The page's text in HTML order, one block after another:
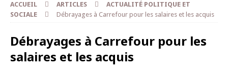
ACCUEIL ARTICLES
ACTUALITÉ POLITIQUE ET
SOCIALE
Débrayages à Carrefour pour les salaires et les acquis
Débrayages à Carrefour pour les
salaires et les acquis